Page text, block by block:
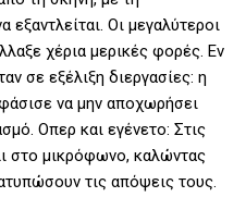
εξαντλείται. Οι μεγαλύτεροι
χέρια μερικές φορές. Εν
σε εξέλιξη διεργασίες: η
να μην αποχωρήσει
Οπερ και εγένετο: Στις
στο μικρόφωνο, καλώντας
τις απόψεις τους.